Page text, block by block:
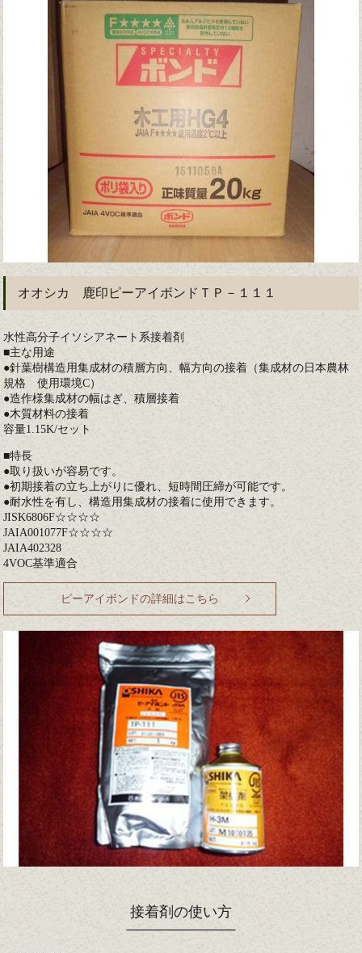
オオシカ 鹿印ピーアイボンドＴＰ－１１１
水性高分子イソシアネート系接着剤
■主な用途
●針葉樹構造用集成材の積層方向、幅方向の接着（集成材の日本農林
規格 使用環境C）
●造作様集成材の幅はぎ、積層接着
●木質材料の接着
容量1.15K/セット
■特長
●取り扱いが容易です。
●初期接着の立ち上がりに優れ、短時間圧締が可能です。
●耐水性を有し、構造用集成材の接着に使用できます。
JISK6806F☆☆☆☆
JAIA001077F☆☆☆☆
JAIA402328
4VOC基準適合
ピーアイボンドの詳細はこちら
接着剤の使い方